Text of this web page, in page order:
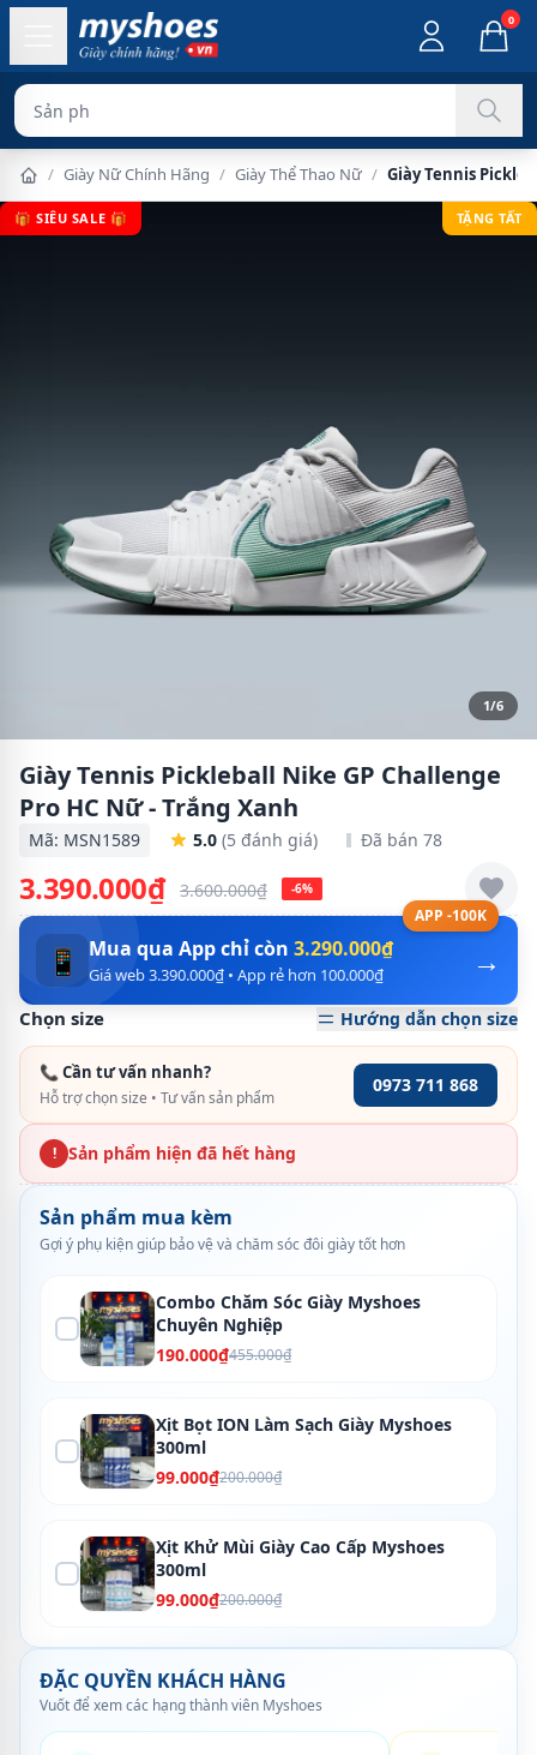
0
Sản phẩm chính h
/ Giày Nữ Chính Hãng / Giày Thể Thao Nữ / Giày Tennis
🎁 SIÊU SALE 🎁 TẶNG TẤT
1/6
Giày Tennis Pickleball Nike GP Challenge
Pro HC Nữ - Trắng Xanh
Mã: MSN1589 5.0 (5 đánh giá) Đã bán 78
3.390.000₫ 3.600.000₫ -6%
APP -100K
→
📱 Mua qua App chỉ còn 3.290.000₫
Giá web 3.390.000₫ • App rẻ hơn 100.000₫
Chọn size Hướng dẫn chọn size
📞 Cần tư vấn nhanh?
Hỗ trợ chọn size • Tư vấn sản phẩm
0973 711 868
! Sản phẩm hiện đã hết hàng
Sản phẩm mua kèm
Gợi ý phụ kiện giúp bảo vệ và chăm sóc đôi giày tốt hơn
Combo Chăm Sóc Giày Myshoes
Chuyên Nghiệp
190.000₫455.000₫
Xịt Bọt ION Làm Sạch Giày Myshoes
300ml
99.000₫200.000₫
Xịt Khử Mùi Giày Cao Cấp Myshoes
300ml
99.000₫200.000₫
ĐẶC QUYỀN KHÁCH HÀNG
Vuốt để xem các hạng thành viên Myshoes